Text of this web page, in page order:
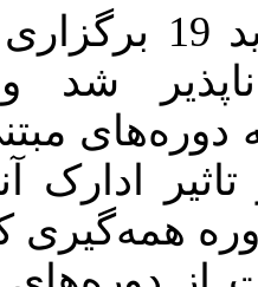
19 برگزاری دوره‌های آنلاین
و
بر وب کردند.
کارکنان بر
نتایج یادگیری آنلاین در دوره همه‌گیری کووید 19 با نقش